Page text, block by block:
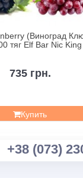
(Виноград
тяг Elf Bar Nic King
735 грн.
Купить
+38 (073)